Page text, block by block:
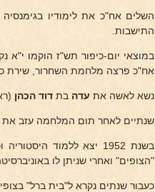
השלים אח"כ את לימודיו
התישבות.
במוצאי יום-כיפור תש"ז הוקמו י"א
אח"כ פרצה מלחמת השחרור, שירת
נשא לאשה את עדה בת דוד הכהן
שנתיים לאחר תום המלחמה עזב את
בשנת 1952 יצא ללמוד
"הצופים" ואחרי שניתן לו
כעבור שנתים נקרא ל"בית ברל"